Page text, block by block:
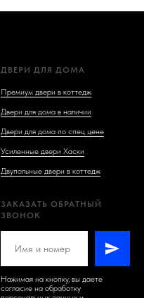
ДВЕРИ ДЛЯ ДОМА
Премиум двери в коттедж
Двери для дома в наличии
Двери для дома по спец цене
Усиленные двери Хаски
Двупольные двери в коттедж
ЗАКАЗАТЬ ОБРАТНЫЙ
ЗВОНОК
Нажимая на кнопку, вы даете
согласие на обработку